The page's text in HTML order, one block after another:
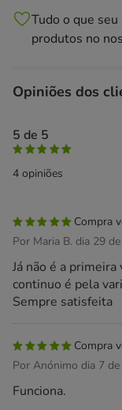
Tudo o que
produtos no
Opiniões dos
5 de 5
4 opiniões
100% das
Compra
Por Maria B. dia 29
Já não é a
continuo é pela
Sempre satisfeita
Compra
Por Anónimo dia 7
Funciona.